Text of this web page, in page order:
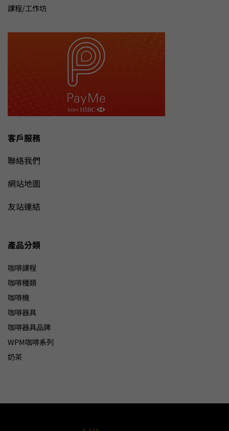
課程/工作坊
客戶服務
聯絡我們
網站地圖
友站連結
產品分類
咖啡課程
咖啡種類
咖啡機
咖啡器具
咖啡器具品牌
WPM咖啡系列
奶茶